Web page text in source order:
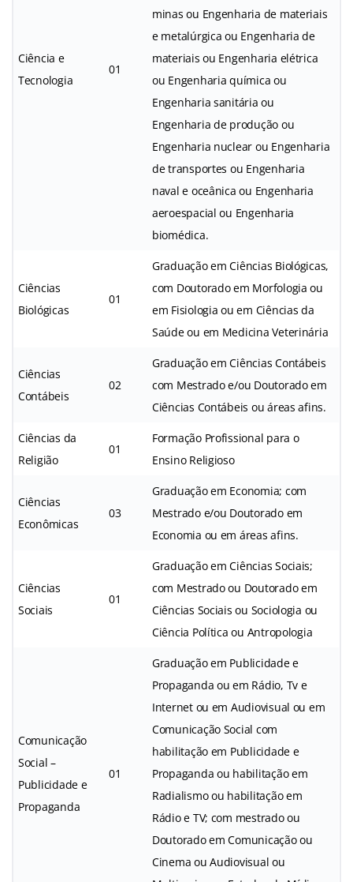
Ciência e
Tecnologia
01
minas ou Engenharia de materiais
e metalúrgica ou Engenharia de
materiais ou Engenharia elétrica
ou Engenharia química ou
Engenharia sanitária ou
Engenharia de produção ou
Engenharia nuclear ou Engenharia
de transportes ou Engenharia
naval e oceânica ou Engenharia
aeroespacial ou Engenharia
biomédica.
Ciências
Biológicas
01
Graduação em Ciências Biológicas,
com Doutorado em Morfologia ou
em Fisiologia ou em Ciências da
Saúde ou em Medicina Veterinária
Ciências
Contábeis
02
Graduação em Ciências Contábeis
com Mestrado e/ou Doutorado em
Ciências Contábeis ou áreas afins.
Ciências da
Religião
01
Formação Profissional para o
Ensino Religioso
Ciências
Econômicas
03
Graduação em Economia; com
Mestrado e/ou Doutorado em
Economia ou em áreas afins.
Ciências
Sociais
01
Graduação em Ciências Sociais;
com Mestrado ou Doutorado em
Ciências Sociais ou Sociologia ou
Ciência Política ou Antropologia
Comunicação
Social –
Publicidade e
Propaganda
01
Graduação em Publicidade e
Propaganda ou em Rádio, Tv e
Internet ou em Audiovisual ou em
Comunicação Social com
habilitação em Publicidade e
Propaganda ou habilitação em
Radialismo ou habilitação em
Rádio e TV; com mestrado ou
Doutorado em Comunicação ou
Cinema ou Audiovisual ou